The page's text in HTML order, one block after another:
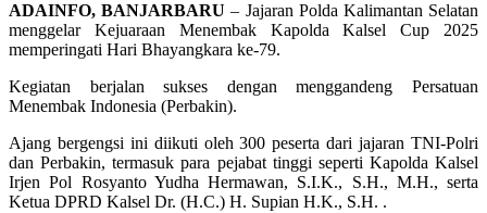
ADAINFO, BANJARBARU – Jajaran Polda Kalimantan Selatan
menggelar Kejuaraan Menembak Kapolda Kalsel Cup 2025
memperingati Hari Bhayangkara ke-79.
Kegiatan berjalan sukses dengan menggandeng Persatuan
Menembak Indonesia (Perbakin).
Ajang bergengsi ini diikuti oleh 300 peserta dari jajaran TNI-Polri
dan Perbakin, termasuk para pejabat tinggi seperti Kapolda Kalsel
Irjen Pol Rosyanto Yudha Hermawan, S.I.K., S.H., M.H., serta
Ketua DPRD Kalsel Dr. (H.C.) H. Supian H.K., S.H. .